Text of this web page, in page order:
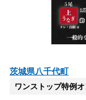
茨城県八千代町
ワンストップ特例